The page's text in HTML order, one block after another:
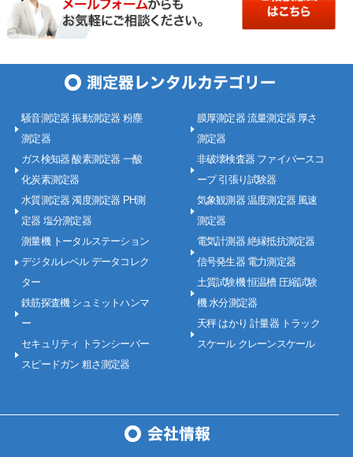
騒音測定器 振動測定器 粉塵
測定器
ガス検知器 酸素測定器 一酸
化炭素測定器
水質測定器 濁度測定器 PH測
定器 塩分測定器
測量機 トータルステーション
デジタルレベル データコレク
ター
鉄筋探査機 シュミットハンマ
ー
セキュリティ トランシーバー
スピードガン 粗さ測定器
膜厚測定器 流量測定器 厚さ
測定器
非破壊検査器 ファイバースコ
ープ 引張り試験器
気象観測器 温度測定器 風速
測定器
電気計測器 絶縁抵抗測定器
信号発生器 電力測定器
土質試験機 恒温槽 圧縮試験
機 水分測定器
天秤 はかり 計量器 トラック
スケール クレーンスケール